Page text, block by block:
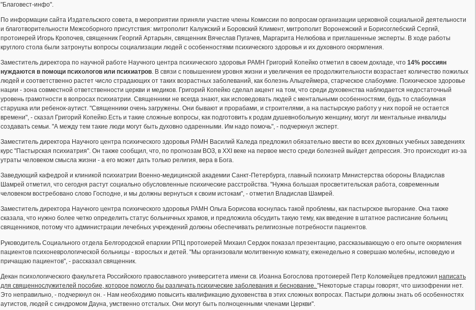
"Благовест-инфо".
По информации сайта Издательского совета, в мероприятии приняли участие члены Комиссии по вопросам организации церковной социальной деятельности
и благотворительности Межсоборного присутствия: митрополит Калужский и Боровский Климент, митрополит Воронежский и Борисоглебский Сергий,
протоиерей Игорь Кропочев, священник Георгий Артарьян, священник Вячеслав Пугачев, Маргарита Нелюбова и приглашенные эксперты. В ходе работы
круглого стола были затронуты вопросы социализации людей с особенностями психического здоровья и их духовного окормления.
Заместитель директора по научной работе Научного центра психического здоровья РАМН Григорий Копейко отметил в своем докладе, что 14% россиян
нуждаются в помощи психологов или психиатров. В связи с повышением уровня жизни и увеличения ее продолжительности возрастает количество пожилых
людей и соответственно растет число страдающих от таких возрастных заболеваний, как болезнь Альцгеймера, старческое слабоумие. Психическое здоровье
нации - зона совместной ответственности церкви и медиков. Григорий Копейко сделал акцент на том, что среди духовенства наблюдается недостаточный
уровень грамотности в вопросах психиатрии. Священники не всегда знают, как исповедовать людей с ментальными особенностями, будь то слабоумная
старушка или ребенок-аутист. "Священники очень загружены. Они бывают и прорабами, и строителями, а на пастырскую работу у них порой не остается
времени", - сказал Григорий Копейко.Есть и такие сложные вопросы, как подготовить к родам душевнобольную женщину, могут ли ментальные инвалиды
создавать семьи. "А между тем такие люди могут быть духовно одаренными. Им надо помочь", - подчеркнул эксперт.
Заместитель директора Научного центра психического здоровья РАМН Василий Каледа предложил обязательно ввести во всех духовных учебных заведениях
курс "Пастырская психиатрия". Он также сообщил, что, по прогнозам ВОЗ, в XXI веке на первое место среди болезней выйдет депрессия. Это происходит из-за
утраты человеком смысла жизни - а его может дать только религия, вера в Бога.
Заведующий кафедрой и клиникой психиатрии Военно-медицинской академии Санкт-Петербурга, главный психиатр Министерства обороны Владислав
Шамрей отметил, что сегодня растут социально обусловленные психические расстройства. "Нужна большая просветительская работа, современным
человеком востребовано слово Господне, и мы должны вернуться к своим истокам", - отметил Владислав Шамрей.
Заместитель директора Научного центра психического здоровья РАМН Ольга Борисова коснулась такой проблемы, как пастырское выгорание. Она также
сказала, что нужно более четко определить статус больничных храмов, и предложила обсудить такую тему, как введение в штатное расписание больниц
священников, потому что администрации лечебных учреждений должны обеспечивать религиозные потребности пациентов.
Руководитель Социального отдела Белгородской епархии РПЦ протоиерей Михаил Сердюк показал презентацию, рассказывающую о его опыте окормления
пациентов психоневрологической больницы - взрослых и детей. "Мы организовали молитвенную комнату, еженедельно я совершаю молебны, исповедую и
причащаю пациентов", - рассказал священник.
Декан психологического факультета Российского православного университета имени св. Иоанна Богослова протоиерей Петр Коломейцев предложил написать
для священнослужителей пособие, которое помогло бы различать психические заболевания и беснование. "Некоторые старцы говорят, что шизофрении нет.
Это неправильно, - подчеркнул он. - Нам необходимо повысить квалификацию духовенства в этих сложных вопросах. Пастыри должны знать об особенностях
аутистов, людей с синдромом Дауна, умственно отсталых. Они могут быть полноценными членами Церкви".